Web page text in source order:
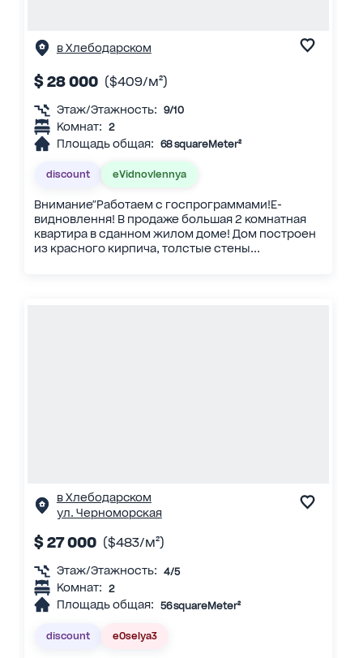
в Хлебодарском
$ 28 000 ($409/м²)
Этаж/Этажность: 9/10
Комнат: 2
Площадь общая: 68 squareMeter²
discount eVidnovlennya
Внимание"Работаем с госпрограммами!Е-
видновлення! В продаже большая 2 комнатная
квартира в сданном жилом доме! Дом построен
из красного кирпича, толстые стены...
в Хлебодарском
ул. Черноморская
$ 27 000 ($483/м²)
Этаж/Этажность: 4/5
Комнат: 2
Площадь общая: 56 squareMeter²
discount eOselya3